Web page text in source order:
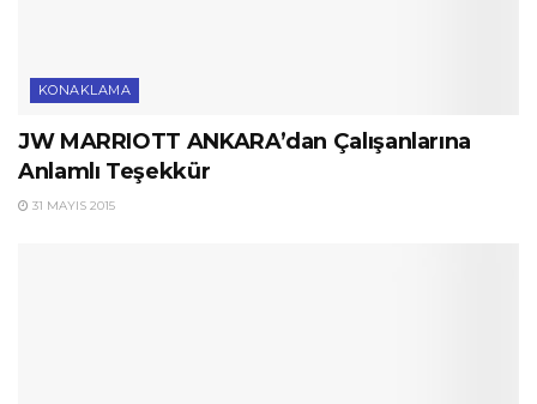
KONAKLAMA
JW MARRIOTT ANKARA’dan Çalışanlarına
Anlamlı Teşekkür
31 MAYIS 2015